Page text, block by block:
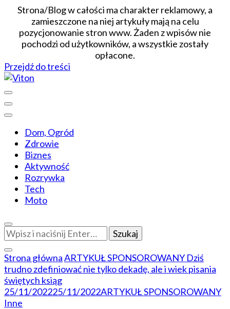
Strona/Blog w całości ma charakter reklamowy, a
zamieszczone na niej artykuły mają na celu
pozycjonowanie stron www. Żaden z wpisów nie
pochodzi od użytkowników, a wszystkie zostały
opłacone.
Przejdź do treści
Viton
Dom, Ogród
Zdrowie
Biznes
Aktywność
Rozrywka
Tech
Moto
Szukasz
czegoś?
Strona głównaARTYKUŁ SPONSOROWANYDziś
trudno zdefiniować nie tylko dekadę, ale i wiek pisania
świętych ksiąg
25/11/202225/11/2022ARTYKUŁ SPONSOROWANY
Inne